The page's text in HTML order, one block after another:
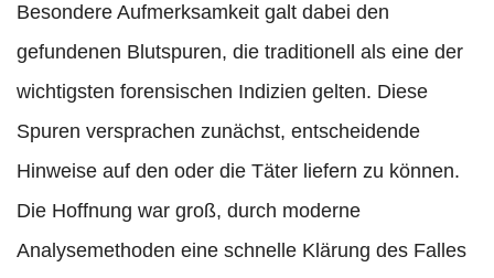
Besondere Aufmerksamkeit galt dabei den
gefundenen Blutspuren, die traditionell als eine der
wichtigsten forensischen Indizien gelten. Diese
Spuren versprachen zunächst, entscheidende
Hinweise auf den oder die Täter liefern zu können.
Die Hoffnung war groß, durch moderne
Analysemethoden eine schnelle Klärung des Falles